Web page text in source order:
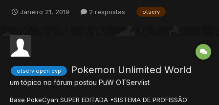
Janeiro 21, 2019 2 respostas otserv
otserv open pvp Pokemon Unlimited World
um tópico no fórum postou PuW OTServlist
Base PokeCyan SUPER EDITADA •SISTEMA DE PROFISSÃO